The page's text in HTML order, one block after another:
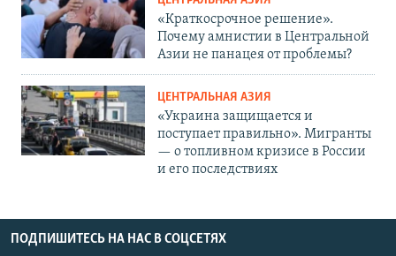
«Краткосрочное решение».
Почему амнистии в Центральной
Азии не панацея от проблемы?
ЦЕНТРАЛЬНАЯ АЗИЯ
«Украина защищается и
поступает правильно». Мигранты
— о топливном кризисе в России
и его последствиях
ПОДПИШИТЕСЬ НА НАС В СОЦСЕТЯХ